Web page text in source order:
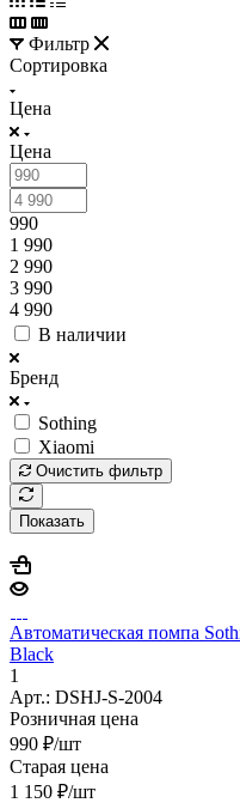
Фильтр
Сортировка
Цена
Цена
990
1 990
2 990
3 990
4 990
В наличии
Бренд
Sothing
Xiaomi
Очистить фильтр
Показать
Автоматическая помпа
Black
1
Арт.: DSHJ-S-2004
Розничная цена
990 ₽/шт
Старая цена
1 150 ₽/шт